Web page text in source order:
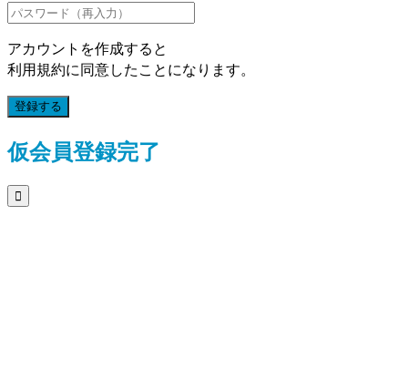
アカウントを作成すると
利用規約に同意したことになります。
登録する
仮会員登録完了
